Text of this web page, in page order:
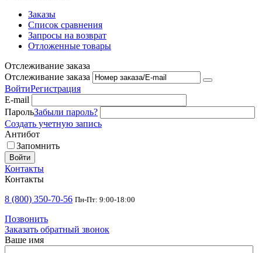
Заказы
Список сравнения
Запросы на возврат
Отложенные товары
Отслеживание заказа
Отслеживание заказа
ВойтиРегистрация
E-mail
ПарольЗабыли пароль?
Создать учетную запись
Антибот
Запомнить
Войти
Контакты
Контакты
8 (800) 350-70-56 Пн-Пт: 9:00-18:00
Позвонить
Заказать обратный звонок
Ваше имя